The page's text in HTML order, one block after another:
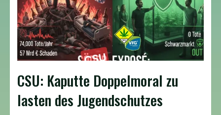
CSU: Kaputte Doppelmoral zu
lasten des Jugendschutzes